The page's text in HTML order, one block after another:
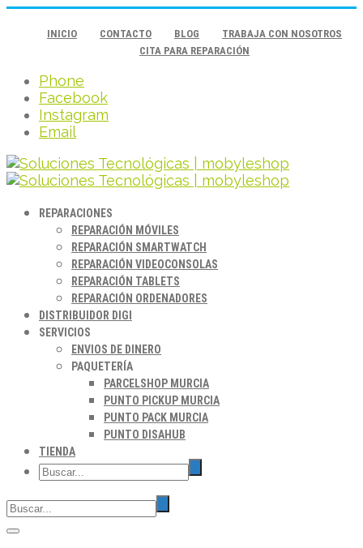
INICIO CONTACTO BLOG
TRABAJA CON NOSOTROS
CITA PARA REPARACIÓN
Phone
Facebook
Instagram
Email
REPARACIONES
REPARACIÓN MÓVILES
REPARACIÓN SMARTWATCH
REPARACIÓN VIDEOCONSOLAS
REPARACIÓN TABLETS
REPARACIÓN ORDENADORES
DISTRIBUIDOR DIGI
SERVICIOS
ENVIOS DE DINERO
PAQUETERÍA
PARCELSHOP MURCIA
PUNTO PICKUP MURCIA
PUNTO PACK MURCIA
PUNTO DISAHUB
TIENDA